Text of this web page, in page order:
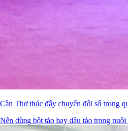
Cần Thơ thúc đẩy chuyển đổi số trong
Nên dùng bột tảo hay dầu tảo trong nuôi